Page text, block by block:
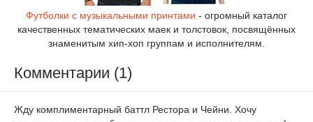
Футболки с музыкальными принтами - огромный каталог
качественных тематических маек и толстовок, посвящённых
знаменитым хип-хоп группам и исполнителям.
Комментарии (1)
Жду комплиментарный баттл Рестора и Чейни. Хочу